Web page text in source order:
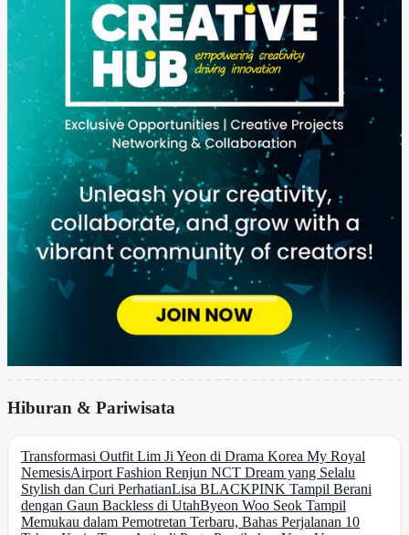
Hiburan & Pariwisata
Transformasi Outfit Lim Ji Yeon di Drama Korea My Royal
NemesisAirport Fashion Renjun NCT Dream yang Selalu
Stylish dan Curi PerhatianLisa BLACKPINK Tampil Berani
dengan Gaun Backless di UtahByeon Woo Seok Tampil
Memukau dalam Pemotretan Terbaru, Bahas Perjalanan 10